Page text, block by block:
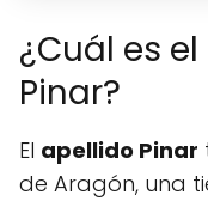
¿Cuál es
Pinar?
El apellido Pinar
de Aragón, una